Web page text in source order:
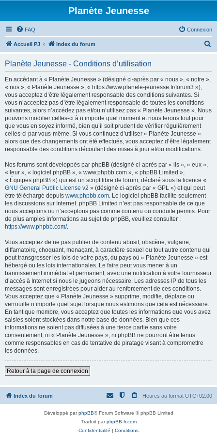
Planète Jeunesse
FAQ Connexion
Accueil PJ Index du forum
Planète Jeunesse - Conditions d’utilisation
En accédant à « Planète Jeunesse » (désigné ci-après par « nous », « notre »,
« nos », « Planète Jeunesse », « https://www.planete-jeunesse.fr/forum3 »),
vous acceptez d’être légalement responsable des conditions suivantes. Si
vous n’acceptez pas d’être légalement responsable de toutes les conditions
suivantes, alors n’accédez pas et/ou n’utilisez pas « Planète Jeunesse ». Nous
pouvons modifier celles-ci à n’importe quel moment et nous ferons tout pour
que vous en soyez informé, bien qu’il soit prudent de vérifier régulièrement
celles-ci par vous-même. Si vous continuez d’utiliser « Planète Jeunesse »
alors que des changements ont été effectués, vous acceptez d’être légalement
responsable des conditions découlant des mises à jour et/ou modifications.
Nos forums sont développés par phpBB (désigné ci-après par « ils », « eux »,
« leur », « logiciel phpBB », « www.phpbb.com », « phpBB Limited »,
« Équipes phpBB ») qui est un script libre de forum, déclaré sous la licence «
GNU General Public License v2 » (désigné ci-après par « GPL ») et qui peut
être téléchargé depuis www.phpbb.com. Le logiciel phpBB facilite seulement
les discussions sur Internet. phpBB Limited n’est pas responsable de ce que
nous acceptons ou n’acceptons pas comme contenu ou conduite permis. Pour
de plus amples informations au sujet de phpBB, veuillez consulter :
https://www.phpbb.com/.
Vous acceptez de ne pas publier de contenu abusif, obscène, vulgaire,
diffamatoire, choquant, menaçant, à caractère sexuel ou tout autre contenu qui
peut transgresser les lois de votre pays, du pays où « Planète Jeunesse » est
hébergé ou les lois internationales. Le faire peut vous mener à un
bannissement immédiat et permanent, avec une notification à votre fournisseur
d’accès à Internet si nous le jugeons nécessaire. Les adresses IP de tous les
messages sont enregistrées pour aider au renforcement de ces conditions.
Vous acceptez que « Planète Jeunesse » supprime, modifie, déplace ou
verrouille n’importe quel sujet lorsque nous estimons que cela est nécessaire.
En tant que membre, vous acceptez que toutes les informations que vous avez
saisies soient stockées dans notre base de données. Bien que ces
informations ne soient pas diffusées à une tierce partie sans votre
consentement, ni « Planète Jeunesse », ni phpBB ne pourront être tenus
comme responsables en cas de tentative de piratage visant à compromettre
les données.
Retour à la page de connexion
Index du forum Heures au format UTC+02:00
Développé parphpBB® Forum Software © phpBB Limited
Traduit parphpBB-fr.com
Confidentialité | Conditions